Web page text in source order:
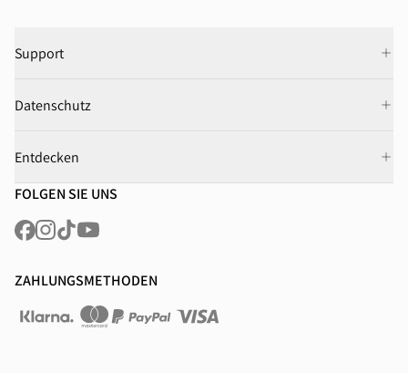
Support
Datenschutz
Entdecken
FOLGEN SIE UNS
ZAHLUNGSMETHODEN